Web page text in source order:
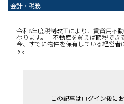
会計・税務
令和8年度税制改正により、賃貸用不
わります。「不動産を買えば節税でき
今、すでに物件を保有している経営者
す。
この記事はログイン後に